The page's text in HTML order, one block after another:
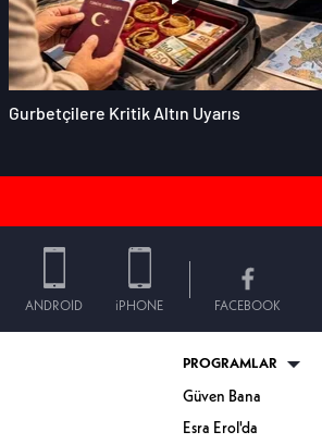
Gurbetçilere Kritik Altın Uyarıs
ANDROID iPHONE FACEBOOK
PROGRAMLAR
Güven Bana
Esra Erol'da